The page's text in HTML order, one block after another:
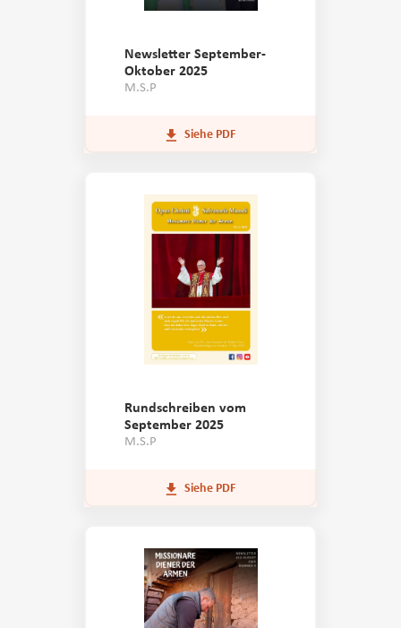
Newsletter September-
Oktober 2025
M.S.P
Siehe PDF
Rundschreiben vom
September 2025
M.S.P
Siehe PDF